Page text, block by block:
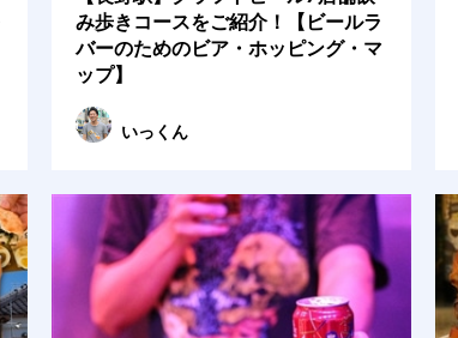
み歩きコースをご紹介！【ビールラ
バーのためのビア・ホッピング・マ
ップ】
いっくん